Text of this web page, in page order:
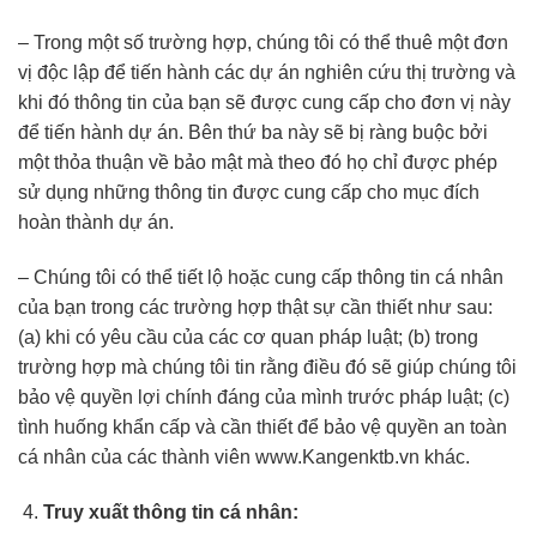
– Trong một số trường hợp, chúng tôi có thể thuê một đơn
vị độc lập để tiến hành các dự án nghiên cứu thị trường và
khi đó thông tin của bạn sẽ được cung cấp cho đơn vị này
để tiến hành dự án. Bên thứ ba này sẽ bị ràng buộc bởi
một thỏa thuận về bảo mật mà theo đó họ chỉ được phép
sử dụng những thông tin được cung cấp cho mục đích
hoàn thành dự án.
– Chúng tôi có thể tiết lộ hoặc cung cấp thông tin cá nhân
của bạn trong các trường hợp thật sự cần thiết như sau:
(a) khi có yêu cầu của các cơ quan pháp luật; (b) trong
trường hợp mà chúng tôi tin rằng điều đó sẽ giúp chúng tôi
bảo vệ quyền lợi chính đáng của mình trước pháp luật; (c)
tình huống khẩn cấp và cần thiết để bảo vệ quyền an toàn
cá nhân của các thành viên www.Kangenktb.vn khác.
Truy xuất thông tin cá nhân: